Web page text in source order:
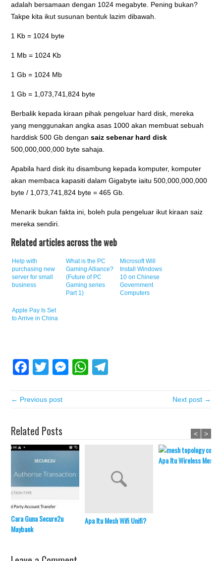
adalah bersamaan dengan 1024 megabyte. Pening bukan?
Takpe kita ikut susunan bentuk lazim dibawah.
1 Kb = 1024 byte
1 Mb = 1024 Kb
1 Gb = 1024 Mb
1 Gb = 1,073,741,824 byte
Berbalik kepada kiraan pihak pengeluar hard disk, mereka
yang menggunakan angka asas 1000 akan membuat sebuah
harddisk 500 Gb dengansaiz sebenar hard disk
500,000,000,000 byte sahaja.
Apabila hard disk itu disambung kepada komputer, komputer
akan membaca kapasiti dalam Gigabyte iaitu 500,000,000,000
byte / 1,073,741,824 byte = 465 Gb.
Menarik bukan fakta ini, boleh pula pengeluar ikut kiraan saiz
mereka sendiri.
Related articles across the web
Help with
purchasing new
server for small
business
What is the PC
Gaming Alliance?
(Future of PC
Gaming series
Part 1)
Microsoft Will
Install Windows
10 on Chinese
Government
Computers
Apple Pay Is Set
to Arrive in China
Facebook
TwitterMessenger
WhatsApp
← Previous post Next post →
Related Posts
Cara Guna Secure2u
Maybank
Apa Itu Mesh Wifi Unifi?
Apa Itu Wireless Mesh?
< >